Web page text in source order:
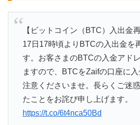
【ビットコイン（BTC）入出金
17日17時頃よりBTCの入出金を
す。お客さまのBTCの入金アド
ますので、BTCをZaifの口座に
注意くださいませ。長らくご迷
たことをお詫び申し上げます。
https://t.co/6t4nca50Bd